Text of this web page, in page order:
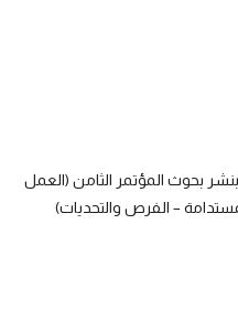
ملحق(1) عدد خاص بنشر بحوث المؤتمر الثامن (العمل
– الفرص والتحديات)